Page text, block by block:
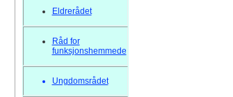
Eldrerådet
Råd for
funksjonshemmede
Ungdomsrådet